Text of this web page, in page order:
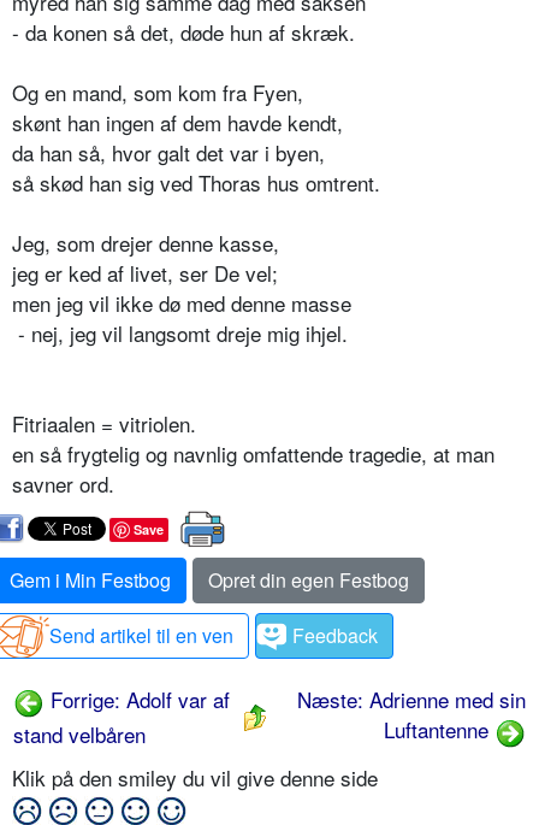
- da konen så det, døde hun af skræk.
Og en mand, som kom fra Fyen,
skønt han ingen af dem havde kendt,
da han så, hvor galt det var i byen,
så skød han sig ved Thoras hus omtrent.
Jeg, som drejer denne kasse,
jeg er ked af livet, ser De vel;
men jeg vil ikke dø med denne masse
- nej, jeg vil langsomt dreje mig ihjel.
Fitriaalen = vitriolen.
en så frygtelig og navnlig omfattende tragedie, at man
savner ord.
Save
Gem i Min Festbog
Opret din egen Festbog
Send artikel til en ven
Feedback
Forrige: Adolf var af
stand velbåren
Næste: Adrienne med sin
Luftantenne
Klik på den smiley du vil give denne side